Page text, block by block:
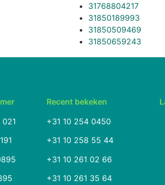
31768804217
31850189993
31850509469
31850659243
Recent bekeken
+31 10 254 0450
+31 10 258 55 44
+31 10 261 02 66
+31 10 261 35 64